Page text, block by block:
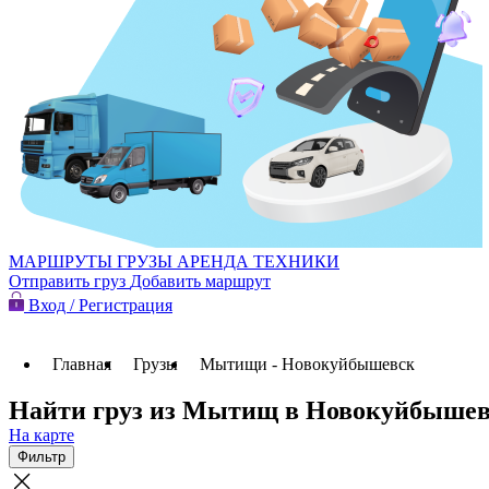
МАРШРУТЫ ГРУЗЫ АРЕНДА ТЕХНИКИ
Отправить груз Добавить маршрут
Вход / Регистрация
Главная Грузы Мытищи - Новокуйбышевск
Найти груз из Мытищ в
На карте
Фильтр